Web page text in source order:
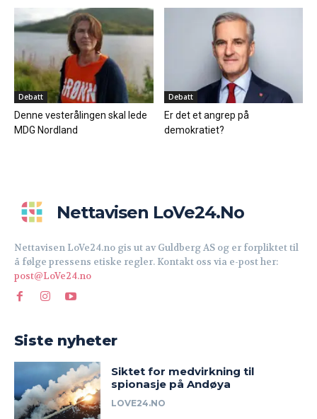
Debatt
Denne vesterålingen skal lede
MDG Nordland
Debatt
Er det et angrep på
demokratiet?
Nettavisen LoVe24.no
Nettavisen LoVe24.no gis ut av Guldberg AS og er forpliktet til
å følge pressens etiske regler. Kontakt oss via e-post her:
post@LoVe24.no
Siste nyheter
Siktet for medvirkning til
spionasje på Andøya
LOVE24.NO